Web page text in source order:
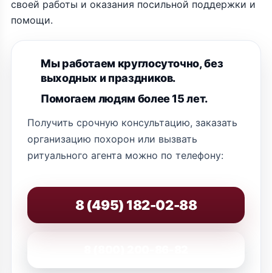
своей работы и оказания посильной поддержки и
помощи.
Мы работаем круглосуточно, без
выходных и праздников.
Помогаем людям более 15 лет.
Получить срочную консультацию, заказать
организацию похорон или вызвать
ритуального агента можно по телефону:
8 (495) 182-02-88